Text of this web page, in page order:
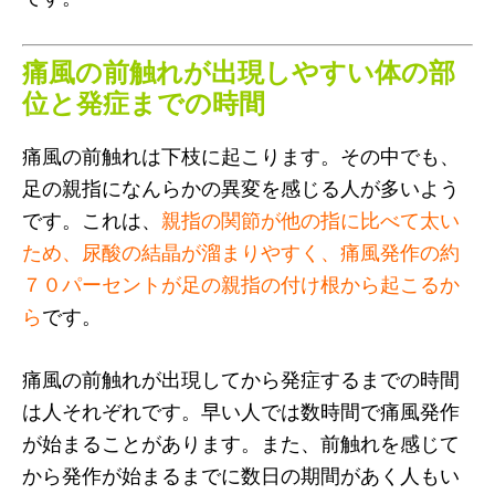
痛風の前触れが出現しやすい体の部
位と発症までの時間
痛風の前触れは下枝に起こります。その中でも、
足の親指になんらかの異変を感じる人が多いよう
です。これは、 親指の関節が他の指に比べて太い
ため、尿酸の結晶が溜まりやすく、痛風発作の約
７０パーセントが足の親指の付け根から起こるか
らです。
痛風の前触れが出現してから発症するまでの時間
は人それぞれです。早い人では数時間で痛風発作
が始まることがあります。また、前触れを感じて
から発作が始まるまでに数日の期間があく人もい